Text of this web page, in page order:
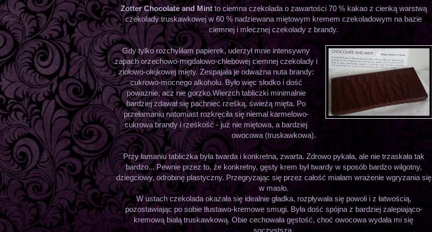
Zotter Chocolate and Mintto ciemna czekolada o zawartości 70 % kakao z cienką warstwą
czekolady truskawkowej w 60 % nadziewana miętowym kremem czekoladowym na bazie
ciemnej i mlecznej czekolady z brandy.
Gdy tylko rozchyliłam papierek, uderzył mnie intensywny
zapach orzechowo-migdałowo-chlebowej ciemnej czekolady i
ziołowo-olejkowej mięty. Zespajała je odważna nuta brandy:
cukrowo-mocnego alkoholu. Było więc słodko i dość
poważnie, acz nie gorzko.Wierzch tabliczki minimalnie
bardziej zdawał się pachnieć rześką, świeżą mięta. Po
przełamaniu natomiast rozkręciła się niemal karmelowo-
cukrowa brandy i rześkość - już nie miętowa, a bardziej
owocowa (truskawkowa).
Przy łamaniu tabliczka była twarda i konkretna, zwarta. Zdrowo pykała, ale nie trzaskała tak
bardzo... Pewnie przez to, że konkretny, gęsty krem był twardy w sposób bardzo wilgotny,
dziegciowy, odrobinę plastyczny. Przegryzając się przez całość miałam wrażenie wgryzania się
w masło.
W ustach czekolada okazała się idealnie gładka, rozpływała się powoli i z łatwością,
pozostawiając po sobie tłustawo-kremowe smugi. Była dość spójna z bardziej zalepiająco-
kremową białą truskawkową. Obie cechowała gęstość, choć owocowa wydała mi się
soczystsza.